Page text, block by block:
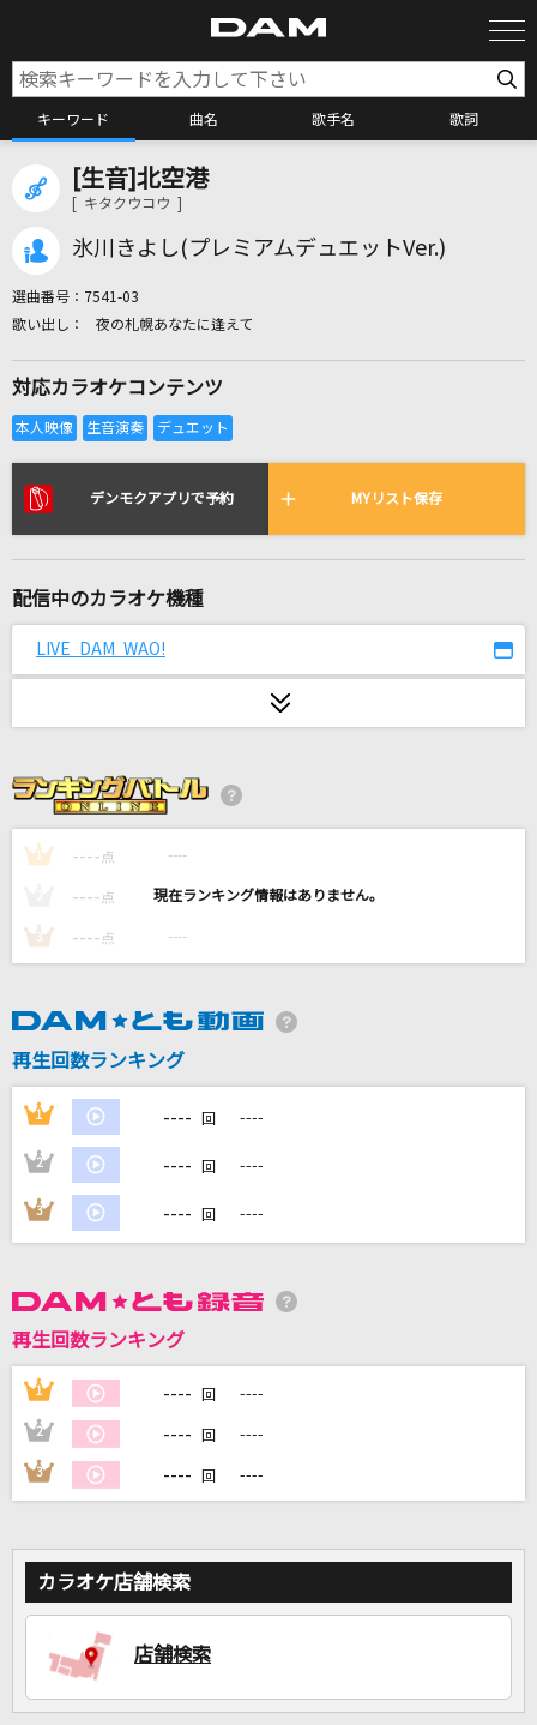
キーワード 曲名 歌手名 歌詞
全国りれき
リアルタイムで歌われている曲の一覧
[生音]for you...
恋の方程式-my sweet darlin'-
ANTENNA
Mrs. GREEN APPLE
公会堂
WANDS
感電(ビデオクリップバージョン)
米津玄師
[生音]芽ぐみの雨
やなぎなぎ
Butter-Fly
和田光司
流転の花
伍代夏子
Lemon
米津玄師
もっと見る
DAMの新曲・ランキングなど
[生音]北空港
[ キタクウコウ ]
氷川きよし(プレミアムデュエットVer.)
選曲番号： 7541-03
夜の札幌あなたに逢えて
対応カラオケコンテンツ
デンモクアプリで予約 MYリスト保存
配信中のカラオケ機種
LIVE DAM WAO!
1 ---- 点 ----
---- 点 ----
3 ---- 点 ----
再生回数ランキング
1 ---- 回 ----
2 ---- 回 ----
3 ---- 回 ----
再生回数ランキング
1 ---- 回 ----
2 ---- 回 ----
3 ---- 回 ----
カラオケ店舗検索
店舗検索